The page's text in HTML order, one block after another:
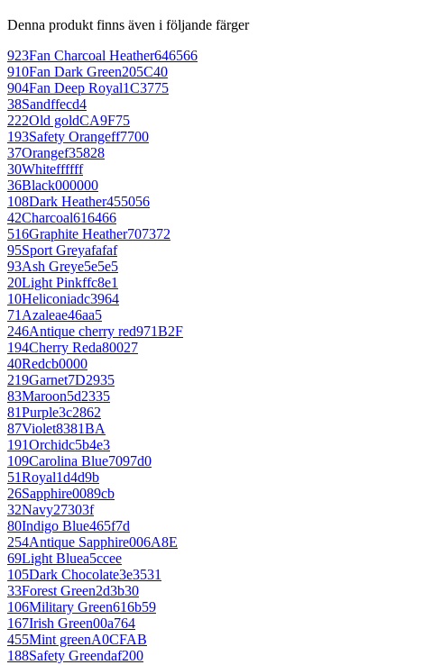
Denna produkt finns även i följande färger
923Fan Charcoal Heather646566
910Fan Dark Green205C40
904Fan Deep Royal1C3775
38Sandffecd4
222Old goldCA9F75
193Safety Orangeff7700
37Orangef35828
30Whiteffffff
36Black000000
108Dark Heather455056
42Charcoal616466
516Graphite Heather707372
95Sport Greyafafaf
93Ash Greye5e5e5
20Light Pinkffc8e1
10Heliconiadc3964
71Azaleae46aa5
246Antique cherry red971B2F
194Cherry Reda80027
40Redcb0000
219Garnet7D2935
83Maroon5d2335
81Purple3c2862
87Violet8381BA
191Orchidc5b4e3
109Carolina Blue7097d0
51Royal1d4d9b
26Sapphire0089cb
32Navy27303f
80Indigo Blue465f7d
254Antique Sapphire006A8E
69Light Bluea5ccee
105Dark Chocolate3e3531
33Forest Green2d3b30
106Military Green616b59
167Irish Green00a764
455Mint greenA0CFAB
188Safety Greendaf200